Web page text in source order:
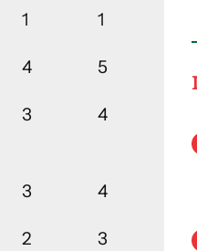
1 1
4 5
3 4
3 4
2 3